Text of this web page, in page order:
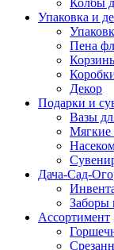
Колбы
Упаковка и
Пена
Декор
Подарки и
Вазы
Мягкие
Дача-Сад-
Заборы
Ассортимент